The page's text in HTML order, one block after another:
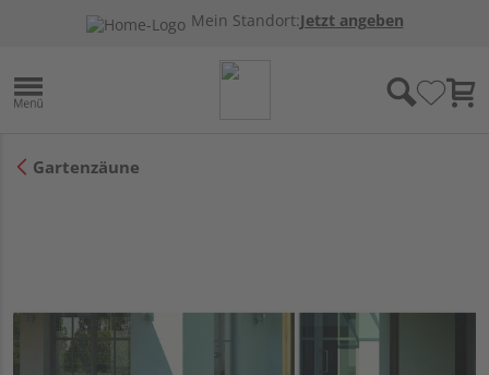
Mein Standort:Jetzt angeben
Gartenzäune